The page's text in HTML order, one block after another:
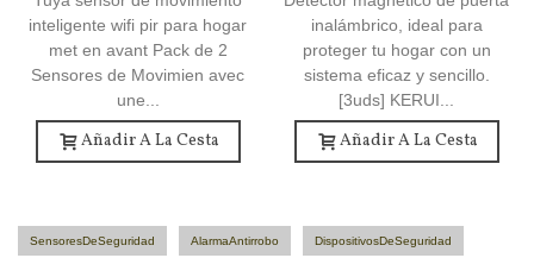
inteligente wifi pir para hogar
met en avant Pack de 2
Sensores de Movimien avec
une...
Añadir A La Cesta
inalámbrico, ideal para
proteger tu hogar con un
sistema eficaz y sencillo.
[3uds] KERUI...
Añadir A La Cesta
SensoresDeSeguridad AlarmaAntirrobo DispositivosDeSeguridad